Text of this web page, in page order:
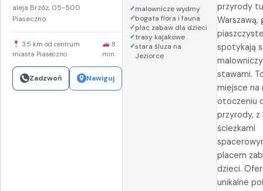
aleja Brzóz, 05-500
Piaseczno
3.5 km od centrum
miasta Piaseczno
8
min
Zadzwoń Nawiguj
malownicze wydmy
bogata flora i fauna
plac zabaw dla dzieci
trasy kajakowe
stara śluza na
Jeziorce
przyrody
Warszawą,
spotykają
stawami.
miejsce na
otoczeniu
przyrody, z
ścieżkami
placem
dzieci.
unikalne